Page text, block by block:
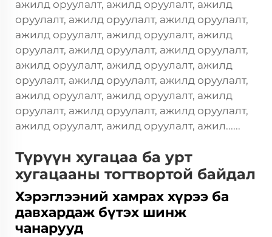
ажилд оруулалт, ажилд оруулалт, ажилд
оруулалт, ажилд оруулалт, ажилд оруулалт,
ажилд оруулалт, ажилд оруулалт, ажилд
оруулалт, ажилд оруулалт, ажилд оруулалт,
ажилд оруулалт, ажилд оруулалт, ажилд
оруулалт, ажилд оруулалт, ажилд оруулалт,
ажилд оруулалт, ажилд оруулалт, ажилд
оруулалт, ажилд оруулалт, ажилд оруулалт,
ажилд оруулалт, ажилд оруулалт, ажил......
Түрүүн хугацаа ба урт
хугацааны тогтвортой байдал
Хэрэглээний хамрах хүрээ ба
давхардаж бүтэх шинж
чанарууд